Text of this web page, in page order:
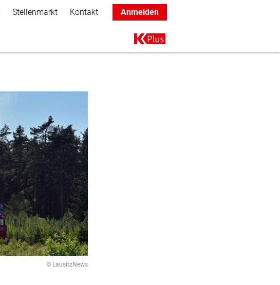
Stellenmarkt Kontakt Anmelden
Main navigation
K+
© LausitzNews